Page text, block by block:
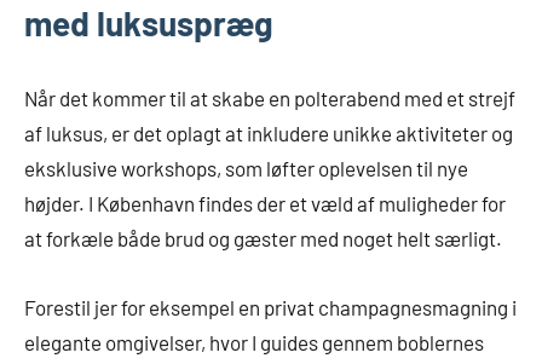
med luksuspræg
Når det kommer til at skabe en polterabend med et strejf
af luksus, er det oplagt at inkludere unikke aktiviteter og
eksklusive workshops, som løfter oplevelsen til nye
højder. I København findes der et væld af muligheder for
at forkæle både brud og gæster med noget helt særligt.
Forestil jer for eksempel en privat champagnesmagning i
elegante omgivelser, hvor I guides gennem boblernes